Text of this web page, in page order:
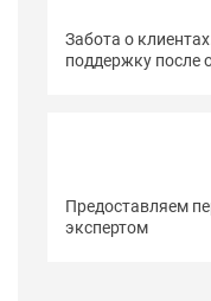
Забота о
поддержку после
Предоставляем
экспертом